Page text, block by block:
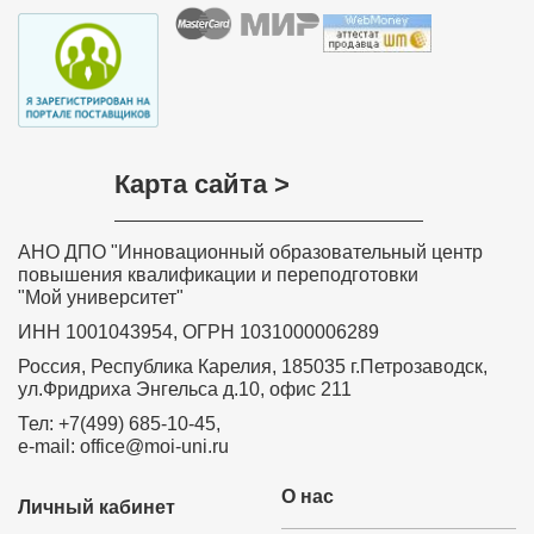
области
Хочу выразить слова благодарности всем, кто
необходимы в повседневной преподавательской
Вашем курсе, будет очень полезна в моей
сказать, что все знания и теоретические навыки,
представленные в этом курсе, будут применяться
мной на практике в полном объеме. Я буду рада
принять участие в новых курсах, которые вы будете
Забелина Ирина Рашитовна,
преподаватель профессиональной
подготовки – профессионального
обучения рабочих и служащих по
программе «Продавец
продовольственных товаров» МКОУ ДО
Свердловской области
Карта сайта >
АНО ДПО "Инновационный образовательный центр
повышения квалификации и переподготовки
"Мой университет"
ИНН 1001043954, ОГРН 1031000006289
Россия, Республика Карелия, 185035 г.Петрозаводск,
ул.Фридриха Энгельса д.10, офис 211
Тел: +7(499) 685-10-45,
e-mail: office@moi-uni.ru
О нас
Личный кабинет